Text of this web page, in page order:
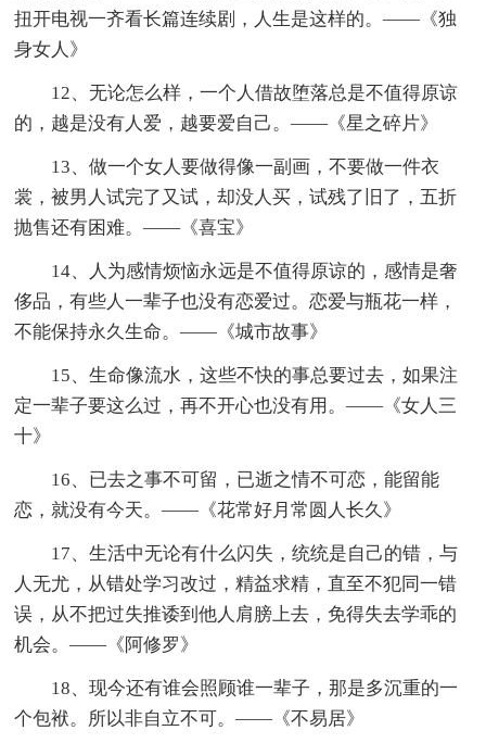
扭开电视一齐看长篇连续剧，人生是这样的。——《独
身女人》
12、无论怎么样，一个人借故堕落总是不值得原谅
的，越是没有人爱，越要爱自己。——《星之碎片》
13、做一个女人要做得像一副画，不要做一件衣
裳，被男人试完了又试，却没人买，试残了旧了，五折
抛售还有困难。——《喜宝》
14、人为感情烦恼永远是不值得原谅的，感情是奢
侈品，有些人一辈子也没有恋爱过。恋爱与瓶花一样，
不能保持永久生命。——《城市故事》
15、生命像流水，这些不快的事总要过去，如果注
定一辈子要这么过，再不开心也没有用。——《女人三
十》
16、已去之事不可留，已逝之情不可恋，能留能
恋，就没有今天。——《花常好月常圆人长久》
17、生活中无论有什么闪失，统统是自己的错，与
人无尤，从错处学习改过，精益求精，直至不犯同一错
误，从不把过失推诿到他人肩膀上去，免得失去学乖的
机会。——《阿修罗》
18、现今还有谁会照顾谁一辈子，那是多沉重的一
个包袱。所以非自立不可。——《不易居》